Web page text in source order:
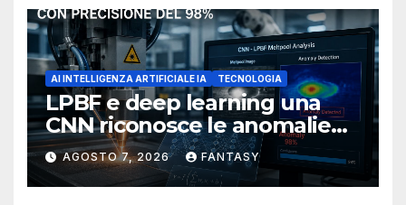
AI INTELLIGENZA ARTIFICIALE IA TECNOLOGIA
LPBF e deep learning una
CNN riconosce le anomalie
del bagno di fusione
AGOSTO 7, 2026 FANTASY